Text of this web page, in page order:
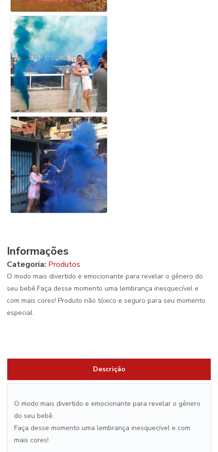
Informações
Categoria: Produtos
O modo mais divertido e emocionante para revelar o gênero do
seu bebê.Faça desse momento uma lembrança inesquecível e
com mais cores! Produto não tóxico e seguro para seu momento
especial
Descrição
O modo mais divertido e emocionante para revelar o gênero
do seu bebê.
Faça desse momento uma lembrança inesquecível e com
mais cores!